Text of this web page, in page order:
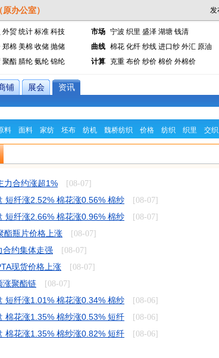
外贸 统计 标准 科技 市场 宁波 织里 盛泽 湖塘 钱清
郑棉 美棉 收储 抛储 曲线 棉花 化纤 纱线 进口纱 外汇 原油
聚酯 腈纶 氨纶 锦纶 计算 克重 布价 纱价 棉价 外棉价
铺 展会 资讯
料 面料 家纺 坯布 纺机 魏桥纺织 价格 纺织 织里 交织
力合约涨超1% [08-07]
短纤涨2.52% 棉花涨0.56% 棉纱 [08-07]
短纤涨2.66% 棉花涨0.96% 棉纱 [08-07]
酯瓶片价格上涨 [08-07]
合约集体走强 [08-07]
现货价格上涨 [08-07]
涨聚酯链 [08-07]
短纤涨1.01% 棉花涨0.34% 棉纱 [08-06]
棉花涨1.35% 棉纱涨0.53% 短纤 [08-06]
棉花涨1.35% 棉纱涨0.82% 短纤 [08-06]